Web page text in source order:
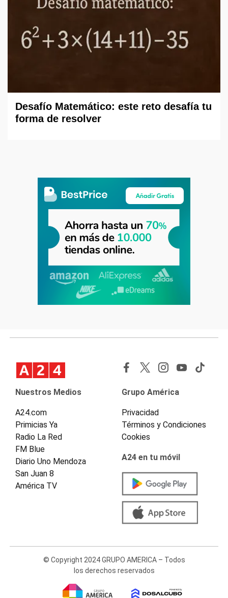
Desafío Matemático: este reto desafía tu
forma de resolver
Nuestros Medios
A24.com
Primicias Ya
Radio La Red
FM Blue
Diario Uno Mendoza
San Juan 8
América TV
Grupo América
Privacidad
Términos y Condiciones
Cookies
A24 en tu móvil
© Copyright 2024 GRUPO AMERICA – Todos
los derechos reservados